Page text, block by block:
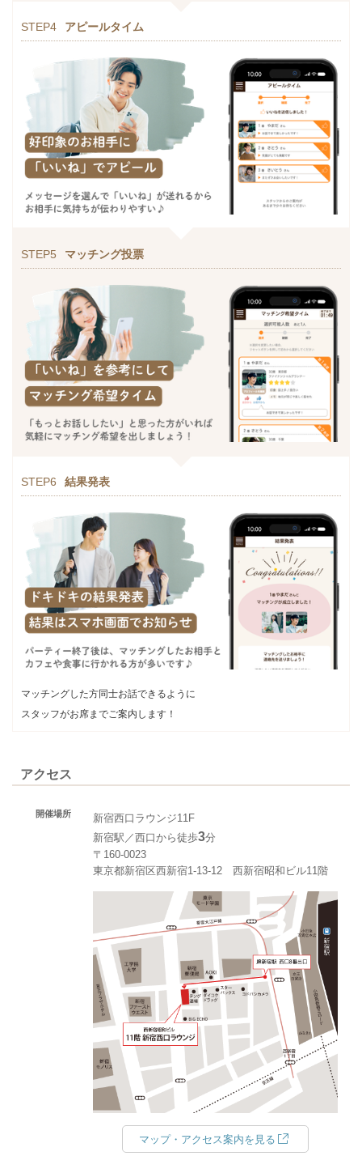
STEP4 アピールタイム
STEP5 マッチング投票
STEP6 結果発表
マッチングした方同士お話できるように
スタッフがお席までご案内します！
アクセス
開催場所
新宿西口ラウンジ11F
新宿駅／西口から徒歩3分
〒160-0023
東京都新宿区西新宿1-13-12 西新宿昭和ビル11階
マップ・アクセス案内を見る